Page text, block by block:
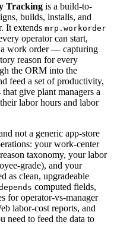
Tracking is a build-to-
builds, installs, and
It extends mrp.workorder
operator can start,
a work order — capturing
reason for every
the ORM into the
feed a set of productivity,
give plant managers a
labor hours and labor
not a generic app-store
your work-center
taxonomy, your labor
grade), and your
as clean, upgradeable
computed fields,
for operator-vs-manager
labor-cost reports, and
to feed the data to